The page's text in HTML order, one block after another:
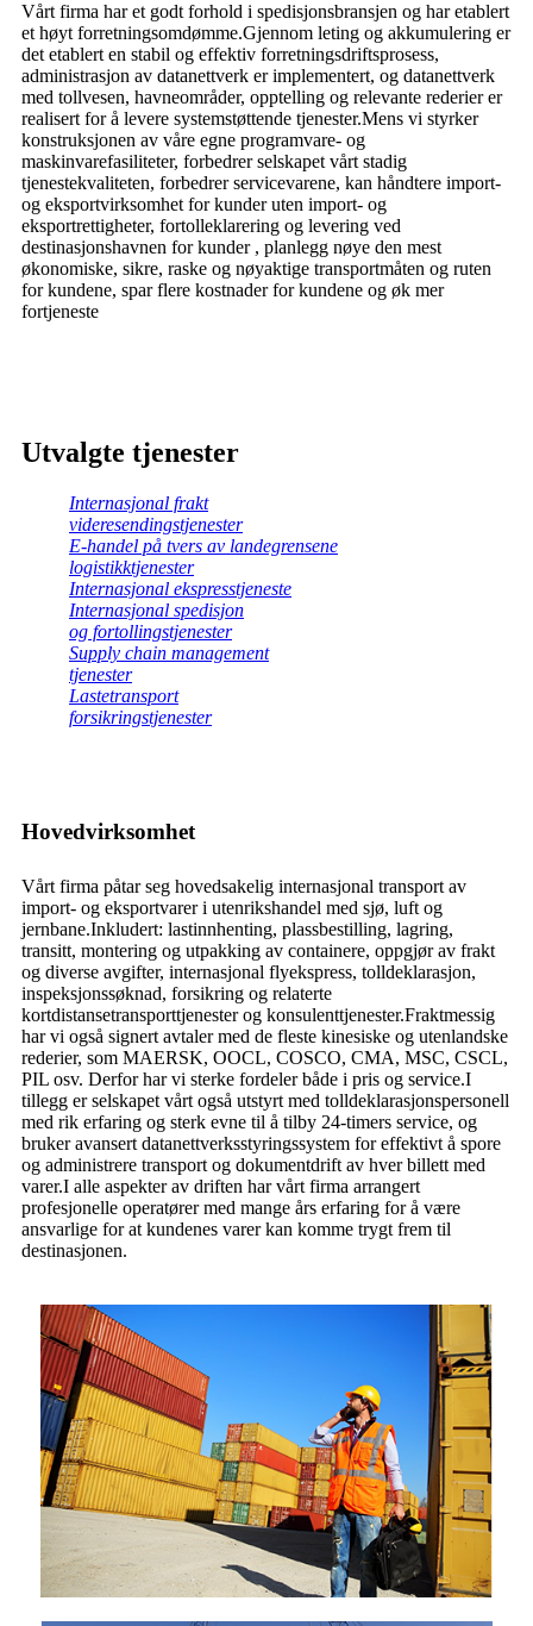
Vårt firma har et godt forhold i spedisjonsbransjen og har etablert
et høyt forretningsomdømme.Gjennom leting og akkumulering er
det etablert en stabil og effektiv forretningsdriftsprosess,
administrasjon av datanettverk er implementert, og datanettverk
med tollvesen, havneområder, opptelling og relevante rederier er
realisert for å levere systemstøttende tjenester.Mens vi styrker
konstruksjonen av våre egne programvare- og
maskinvarefasiliteter, forbedrer selskapet vårt stadig
tjenestekvaliteten, forbedrer servicevarene, kan håndtere import-
og eksportvirksomhet for kunder uten import- og
eksportrettigheter, fortolleklarering og levering ved
destinasjonshavnen for kunder , planlegg nøye den mest
økonomiske, sikre, raske og nøyaktige transportmåten og ruten
for kundene, spar flere kostnader for kundene og øk mer
fortjeneste
Utvalgte tjenester
Internasjonal frakt
videresendingstjenester
E-handel på tvers av landegrensene
logistikktjenester
Internasjonal ekspresstjeneste
Internasjonal spedisjon
og fortollingstjenester
Supply chain management
tjenester
Lastetransport
forsikringstjenester
Hovedvirksomhet
Vårt firma påtar seg hovedsakelig internasjonal transport av
import- og eksportvarer i utenrikshandel med sjø, luft og
jernbane.Inkludert: lastinnhenting, plassbestilling, lagring,
transitt, montering og utpakking av containere, oppgjør av frakt
og diverse avgifter, internasjonal flyekspress, tolldeklarasjon,
inspeksjonssøknad, forsikring og relaterte
kortdistansetransporttjenester og konsulenttjenester.Fraktmessig
har vi også signert avtaler med de fleste kinesiske og utenlandske
rederier, som MAERSK, OOCL, COSCO, CMA, MSC, CSCL,
PIL osv. Derfor har vi sterke fordeler både i pris og service.I
tillegg er selskapet vårt også utstyrt med tolldeklarasjonspersonell
med rik erfaring og sterk evne til å tilby 24-timers service, og
bruker avansert datanettverksstyringssystem for effektivt å spore
og administrere transport og dokumentdrift av hver billett med
varer.I alle aspekter av driften har vårt firma arrangert
profesjonelle operatører med mange års erfaring for å være
ansvarlige for at kundenes varer kan komme trygt frem til
destinasjonen.